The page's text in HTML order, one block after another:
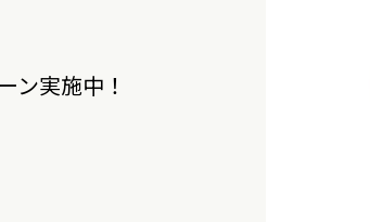
ン実施中！